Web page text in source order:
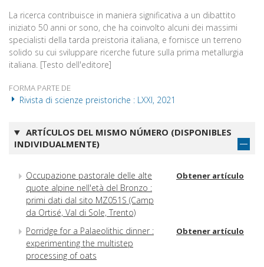
La ricerca contribuisce in maniera significativa a un dibattito
iniziato 50 anni or sono, che ha coinvolto alcuni dei massimi
specialisti della tarda preistoria italiana, e fornisce un terreno
solido su cui sviluppare ricerche future sulla prima metallurgia
italiana. [Testo dell'editore]
FORMA PARTE DE
Rivista di scienze preistoriche : LXXI, 2021
ARTÍCULOS DEL MISMO NÚMERO (DISPONIBLES
INDIVIDUALMENTE)
Occupazione pastorale delle alte
quote alpine nell'età del Bronzo :
primi dati dal sito MZ051S (Camp
da Ortisé, Val di Sole, Trento)
Obtener artículo
Porridge for a Palaeolithic dinner :
experimenting the multistep
processing of oats
Obtener artículo